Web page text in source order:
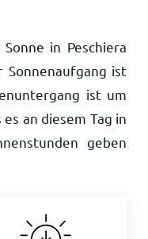
in Peschiera
Sonnenaufgang ist
ist um
an diesem Tag in
geben